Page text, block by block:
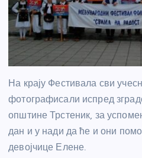
На крају Фестивала сви
фотографисали испред
општине Трстеник, за
дан и у нади да ће и они
девојчице Елене.